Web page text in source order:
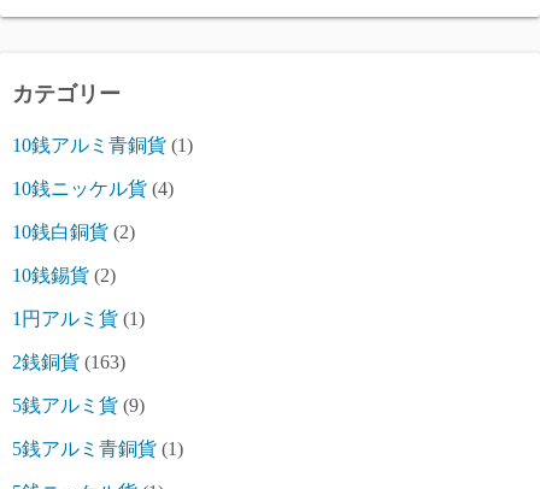
カテゴリー
10銭アルミ青銅貨 (1)
10銭ニッケル貨 (4)
10銭白銅貨 (2)
10銭錫貨 (2)
1円アルミ貨 (1)
2銭銅貨 (163)
5銭アルミ貨 (9)
5銭アルミ青銅貨 (1)